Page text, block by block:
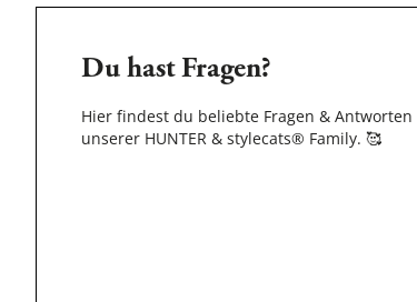
Du hast Fragen?
Hier findest du beliebte Fragen & Antworten
unserer HUNTER & stylecats® Family. 🥰